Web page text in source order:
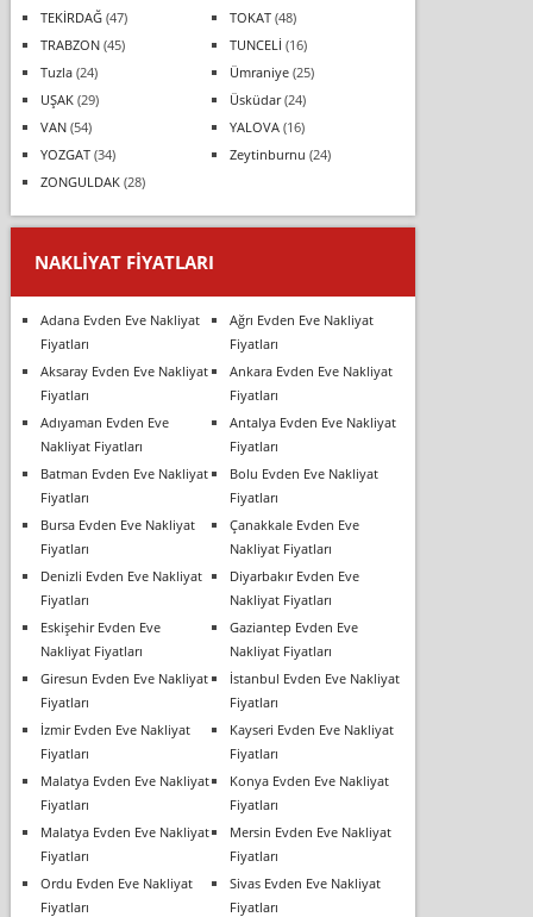
TEKİRDAĞ(47) TOKAT(48)
TRABZON(45) TUNCELİ (16)
Tuzla(24) Ümraniye(25)
UŞAK(29) Üsküdar(24)
VAN(54) YALOVA(16)
YOZGAT(34) Zeytinburnu (24)
ZONGULDAK(28)
NAKLIYAT FIYATLARI
Adana Evden Eve Nakliyat
Fiyatları
Ağrı Evden Eve Nakliyat
Fiyatları
Aksaray Evden Eve Nakliyat
Fiyatları
Ankara Evden Eve Nakliyat
Fiyatları
Adıyaman Evden Eve
Nakliyat Fiyatları
Antalya Evden Eve Nakliyat
Fiyatları
Batman Evden Eve Nakliyat
Fiyatları
Bolu Evden Eve Nakliyat
Fiyatları
Bursa Evden Eve Nakliyat
Fiyatları
Çanakkale Evden Eve
Nakliyat Fiyatları
Denizli Evden Eve Nakliyat
Fiyatları
Diyarbakır Evden Eve
Nakliyat Fiyatları
Eskişehir Evden Eve
Nakliyat Fiyatları
Gaziantep Evden Eve
Nakliyat Fiyatları
Giresun Evden Eve Nakliyat
Fiyatları
İstanbul Evden Eve Nakliyat
Fiyatları
İzmir Evden Eve Nakliyat
Fiyatları
Kayseri Evden Eve Nakliyat
Fiyatları
Malatya Evden Eve Nakliyat
Fiyatları
Konya Evden Eve Nakliyat
Fiyatları
Malatya Evden Eve Nakliyat
Fiyatları
Mersin Evden Eve Nakliyat
Fiyatları
Ordu Evden Eve Nakliyat
Fiyatları
Sivas Evden Eve Nakliyat
Fiyatları